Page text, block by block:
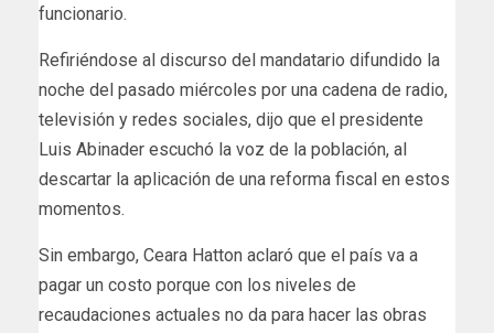
funcionario.
Refiriéndose al discurso del mandatario difundido la
noche del pasado miércoles por una cadena de radio,
televisión y redes sociales, dijo que el presidente
Luis Abinader escuchó la voz de la población, al
descartar la aplicación de una reforma fiscal en estos
momentos.
Sin embargo, Ceara Hatton aclaró que el país va a
pagar un costo porque con los niveles de
recaudaciones actuales no da para hacer las obras